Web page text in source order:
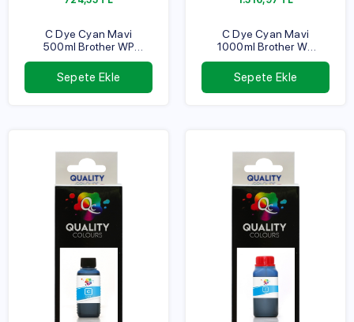
C Dye Cyan Mavi
500ml Brother WP
Serisi
Sepete Ekle
C Dye Cyan Mavi
1000ml Brother WP
Serisi
Sepete Ekle